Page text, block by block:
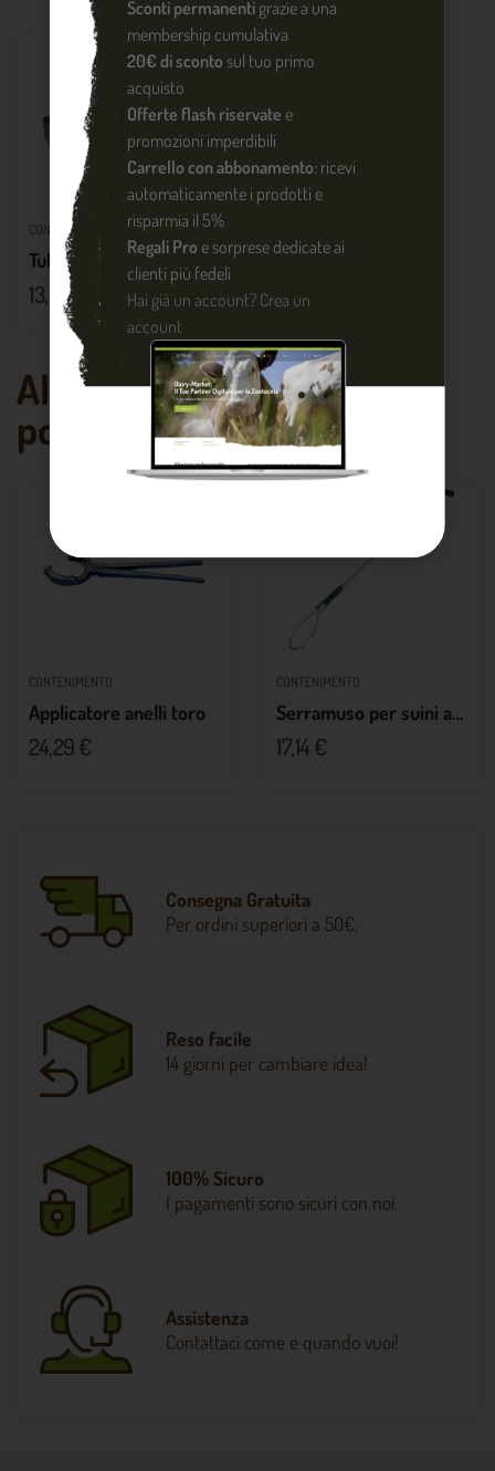
CONTENIMENTO
Tubo a anticalcio
13,96 €
Altri prodotti che
potrebbero piacerti
CONTENIMENTO
Applicatore anelli toro
24,29 €
CONTENIMENTO
Serramuso per suini ad asta
17,14 €
Consegna Gratuita
Per ordini superiori a 50€.
Reso facile
14 giorni per cambiare idea!
100% Sicuro
I pagamenti sono sicuri con noi.
Assistenza
Contattaci come e quando vuoi!
Sconti permanentigrazie a una
membership cumulativa
20€ di sconto sul tuo primo
acquisto
Offerte flash riservate e
promozioni imperdibili
Carrello con abbonamento: ricevi
automaticamente i prodotti e
risparmia il 5%
Regali Pro e sorprese dedicate ai
clienti più fedeli
Hai già un account? Crea un
account